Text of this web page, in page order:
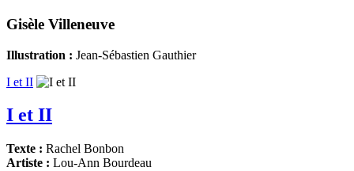
Gisèle Villeneuve
Illustration : Jean-Sébastien Gauthier
I et II
I et II
Texte : Rachel Bonbon
Artiste : Lou-Ann Bourdeau